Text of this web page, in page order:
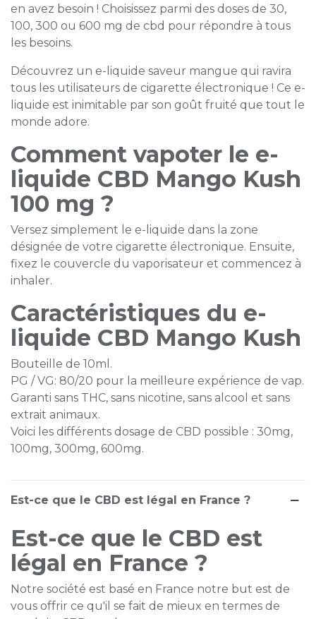
en avez besoin ! Choisissez parmi des doses de 30,
100, 300 ou 600 mg de cbd pour répondre à tous
les besoins.
Découvrez un e-liquide saveur mangue qui ravira
tous les utilisateurs de cigarette électronique ! Ce e-
liquide est inimitable par son goût fruité que tout le
monde adore.
Comment vapoter le e-
liquide CBD Mango Kush
100 mg ?
Versez simplement le e-liquide dans la zone
désignée de votre cigarette électronique. Ensuite,
fixez le couvercle du vaporisateur et commencez à
inhaler.
Caractéristiques du e-
liquide CBD Mango Kush
Bouteille de 10ml.
PG / VG: 80/20 pour la meilleure expérience de vap.
Garanti sans THC, sans nicotine, sans alcool et sans
extrait animaux.
Voici les différents dosage de CBD possible : 30mg,
100mg, 300mg, 600mg.
Est-ce que le CBD est légal en France ?
Est-ce que le CBD est
légal en France ?
Notre société est basé en France notre but est de
vous offrir ce qu'il se fait de mieux en termes de